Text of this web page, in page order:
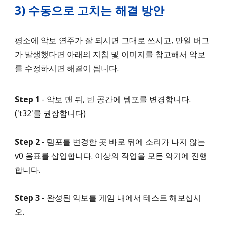
3) 수동으로 고치는해결 방안
평소에 악보 연주가 잘 되시면 그대로 쓰시고, 만일 버그
가 발생했다면 아래의 지침 및 이미지를 참고해서 악보
를 수정하시면 해결이 됩니다.
Step 1 - 악보 맨 뒤, 빈 공간에 템포를 변경합니다.
('t32'를 권장합니다)
Step 2 - 템포를 변경한 곳 바로 뒤에 소리가 나지 않는
v0 음표를 삽입합니다. 이상의 작업을 모든 악기에 진행
합니다.
Step 3 - 완성된 악보를 게임 내에서 테스트 해보십시
오.